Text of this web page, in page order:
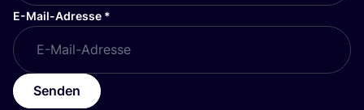
E-Mail-Adresse *
Senden